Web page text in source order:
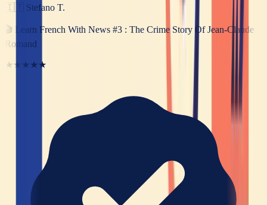
🇮🇹 Stefano T.
🎬 Learn French With News #3 : The Crime Story Of Jean-Claude
Romand
★★★★★